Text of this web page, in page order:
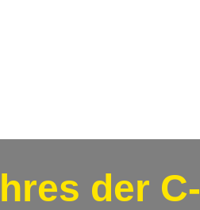
der C-